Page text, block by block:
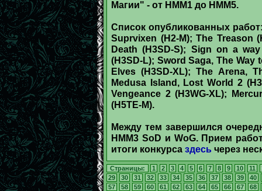
Магии" - от НММ1 до НММ5.
Список опубликованных
Suprvixen (H2-M); The Treason
Death (H3SD-S); Sign on a
(H3SD-L); Sword Saga, The
Elves (H3SD-XL); The Arena,
Medusa Island, Lost World 2
Vengeance 2 (H3WG-XL);
(H5TE-M).
Между тем завершился
НММ3 SoD и WoG. Прием
итоги конкурса здесь через
Страницы: 1 2 3 4 5 6 7 8 9 10 11
29
30 31 32 33 34 35 36 37 38 39
40
57
58 59 60 61 62 63 64 65 66 67
68